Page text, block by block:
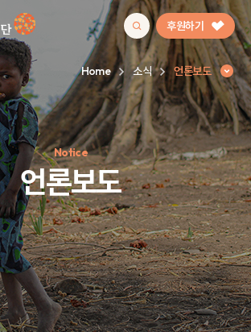
후원하기
레이스#캠페인#팬덤후원
Home 소식 언론보도
Notice
언론보도